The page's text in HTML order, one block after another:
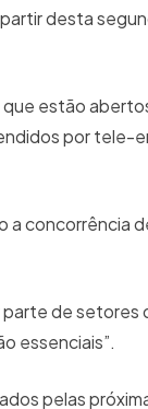
desta
estão
por tele-
a concorrência
parte de
essenciais”.
pelas